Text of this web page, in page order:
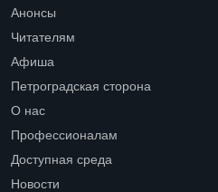
Анонсы
Читателям
Афиша
Петроградская сторона
О нас
Профессионалам
Доступная среда
Новости